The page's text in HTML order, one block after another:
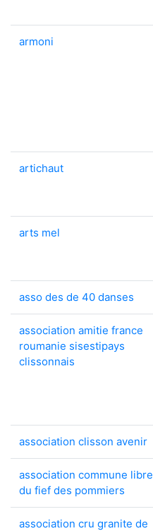
armoni
artichaut
arts mel
asso des de 40 danses
association amitie france
roumanie sisestipays
clissonnais
association clisson avenir
association commune libre
du fief des pommiers
association cru granite de